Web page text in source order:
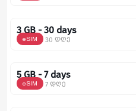
3 GB - 30 days
eSIM 30 დღე
5 GB - 7 days
eSIM 7 დღე